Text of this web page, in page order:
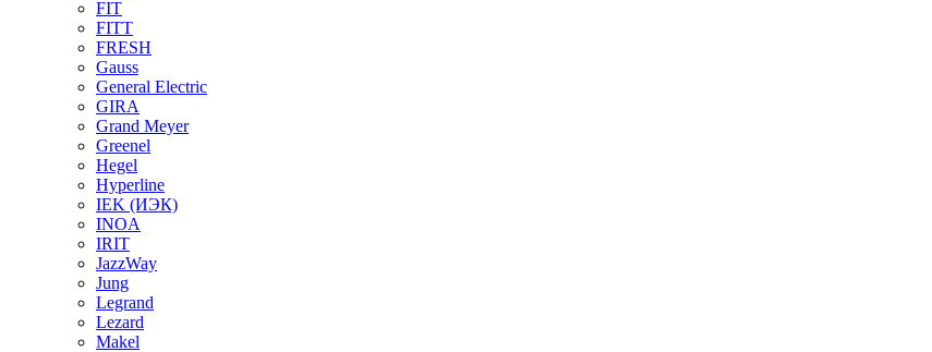
FIT
FITT
FRESH
Gauss
General Electric
GIRA
Grand Meyer
Greenel
Hegel
Hyperline
IEK (ИЭК)
INOA
IRIT
JazzWay
Jung
Legrand
Lezard
Makel